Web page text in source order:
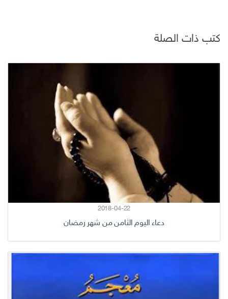
كتب ذات الصلة
2018-04-22
دعاء اليوم الثامن من شهر رمضان